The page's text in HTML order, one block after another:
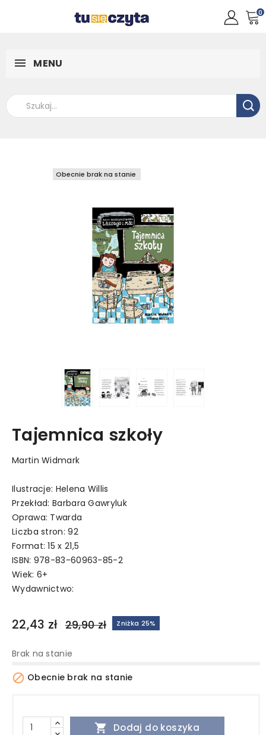
0
MENU
Obecnie brak na stanie
Obecnie brak na stanie
Tajemnica szkoły
Martin Widmark
Ilustracje: Helena Willis
Przekład: Barbara Gawryluk
Oprawa: Twarda
Liczba stron: 92
Format: 15 x 21,5
ISBN: 978-83-60963-85-2
Wiek: 6+
Wydawnictwo:
22,43 zł 29,90 zł Zniżka 25%
Brak na stanie
 Obecnie brak na stanie
 Dodaj do koszyka